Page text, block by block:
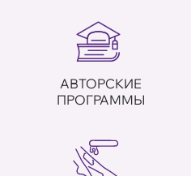
АВТОРСКИЕ
ПРОГРАММЫ